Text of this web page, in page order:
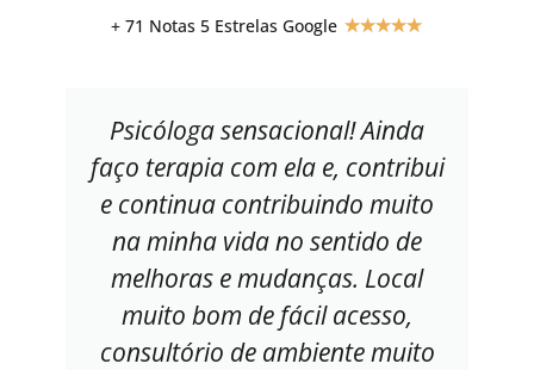
+ 71 Notas 5 Estrelas Google ★★★★★
Psicóloga sensacional! Ainda
faço terapia com ela e, contribui
e continua contribuindo muito
na minha vida no sentido de
melhoras e mudanças. Local
muito bom de fácil acesso,
consultório de ambiente muito